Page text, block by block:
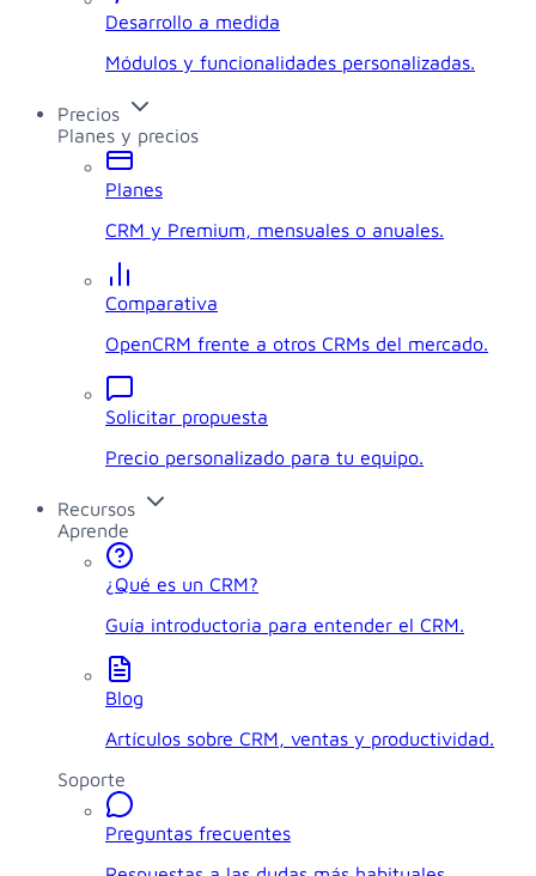
Desarrollo a medida
Módulos y funcionalidades personalizadas.
Precios
Planes y precios
Planes
CRM y Premium, mensuales o anuales.
Comparativa
OpenCRM frente a otros CRMs del mercado.
Solicitar propuesta
Precio personalizado para tu equipo.
Recursos
Aprende
¿Qué es un CRM?
Guía introductoria para entender el CRM.
Blog
Artículos sobre CRM, ventas y productividad.
Soporte
Preguntas frecuentes